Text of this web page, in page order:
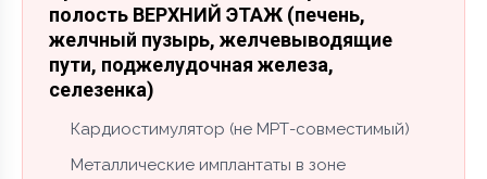
полость ВЕРХНИЙ ЭТАЖ (печень,
желчный пузырь, желчевыводящие
пути, поджелудочная железа,
селезенка)
Кардиостимулятор (не МРТ-совместимый)
Металлические имплантаты в зоне